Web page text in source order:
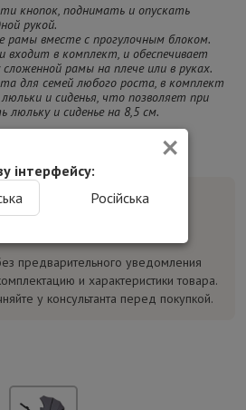
кнопок, поднимать и опускать
рукой.
рамы вместе с прогулочным блоком.
входит в комплект, и обеспечивает
рамы на плече или в руках.
для семей любого роста, в комплект
и сиденья, что позволяет при
люльку и сиденье на 8,5 см.
может отличаться от
может отличаться от
предварительного уведомления
и характеристики товара.
у консультанта перед покупкой.
×
інтерфейсу:
Російська